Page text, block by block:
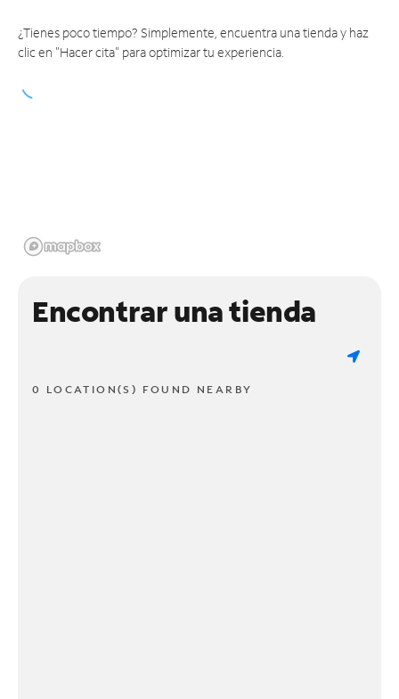
¿Tienes poco tiempo? Simplemente, encuentra una tienda y haz
clic en "Hacer cita" para optimizar tu experiencia.
Encontrar una tienda
0 LOCATION(S) FOUND NEARBY